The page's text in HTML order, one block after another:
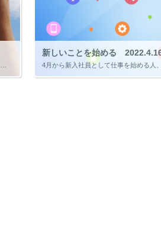
「負けない事、投げ出さない事、逃げ出さない事、信じ抜く事 駄目になりそうなときそれが一番大事」 この言葉は、大事MANブラザーズバンドというバントが1991年に発売した曲の「それが大事」の冒頭の歌詞です。 今でも音楽番組 […]
新しいことを始める